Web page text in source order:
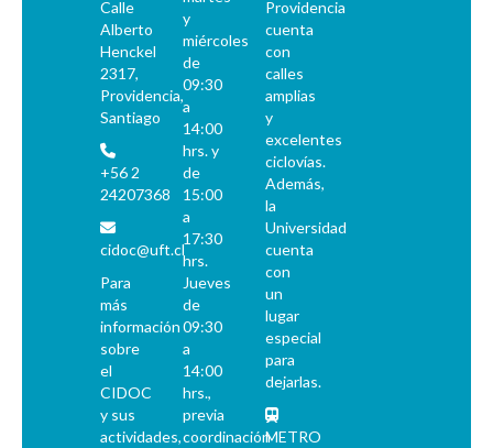
Calle
Alberto
Henckel
2317,
Providencia,
Santiago
+56 2
24207368
cidoc@uft.cl
Para
más
información
sobre
el
CIDOC
y sus
actividades,
y
miércoles
de
09:30
a
14:00
hrs. y
de
15:00
a
17:30
hrs.
Jueves
de
09:30
a
14:00
hrs.,
previa
coordinación
Providencia
cuenta
con
calles
amplias
y
excelentes
ciclovías.
Además,
la
Universidad
cuenta
con
un
lugar
especial
para
dejarlas.
METRO